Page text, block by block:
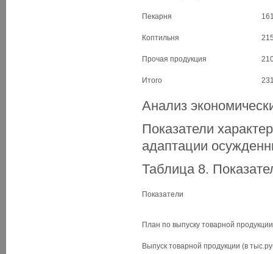
Пекарня
Коптильня
Прочая продукция
Итого
Анализ
Показатели
адаптации
Таблица 8.
Показатели
План по выпуску товарной
Выпуск товарной продукции (в